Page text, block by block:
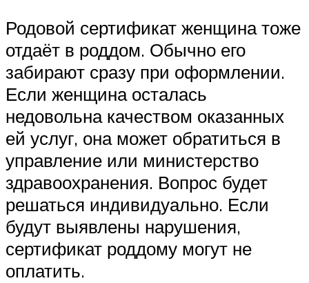
Родовой сертификат женщина тоже
отдаёт в роддом. Обычно его
забирают сразу при оформлении.
Если женщина осталась
недовольна качеством оказанных
ей услуг, она может обратиться в
управление или министерство
здравоохранения. Вопрос будет
решаться индивидуально. Если
будут выявлены нарушения,
сертификат роддому могут не
оплатить.